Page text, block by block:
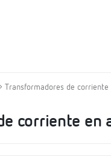
Transformadores de corriente
corriente en